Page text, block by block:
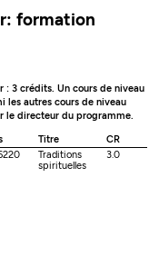
formation
3 crédits. Un cours de niveau
les autres cours de niveau
le directeur du programme.
Titre
CR
Traditions
spirituelles
3.0